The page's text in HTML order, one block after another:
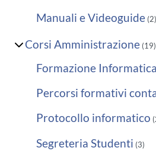
Manuali e Videoguide (2)
Corsi Amministrazione (19)
Formazione Informatica
Percorsi formativi
Protocollo informatico
Segreteria Studenti (3)